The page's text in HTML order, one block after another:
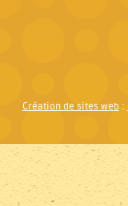
Création de sites web :